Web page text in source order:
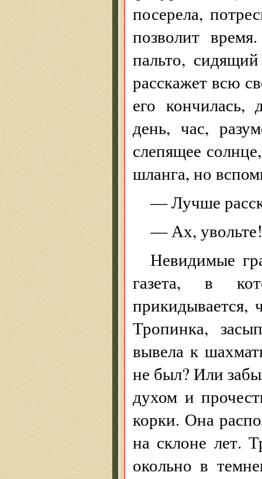
посерела,
позволит
пальто,
расскажет всю
его кончилась,
день, час,
слепящее
шланга, но
— Лучше
— Ах, увольте!
Невидимые
газета, в
прикидывается,
Тропинка,
вывела к
не был? Или
духом и
корки. Она
на склоне лет.
окольно в